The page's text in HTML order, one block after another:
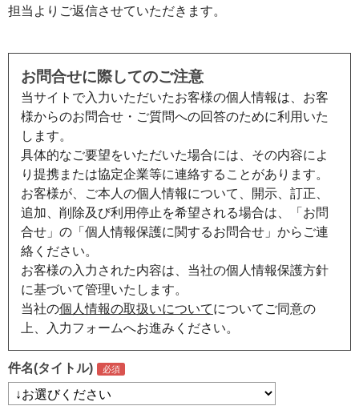
担当よりご返信させていただきます。
お問合せに際してのご注意
当サイトで入力いただいたお客様の個人情報は、お客
様からのお問合せ・ご質問への回答のために利用いた
します。
具体的なご要望をいただいた場合には、その内容によ
り提携または協定企業等に連絡することがあります。
お客様が、ご本人の個人情報について、開示、訂正、
追加、削除及び利用停止を希望される場合は、「お問
合せ」の「個人情報保護に関するお問合せ」からご連
絡ください。
お客様の入力された内容は、当社の個人情報保護方針
に基づいて管理いたします。
当社の個人情報の取扱いについてについてご同意の
上、入力フォームへお進みください。
件名(タイトル)